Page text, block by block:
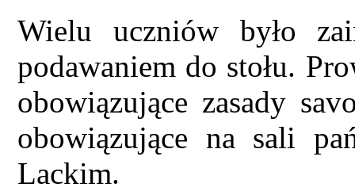
Wielu uczniów było
podawaniem do stołu.
obowiązujące zasady
obowiązujące na sali
Lackim.